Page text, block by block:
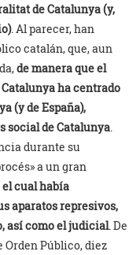
de Catalunya (y,
. Al parecer, han
catalán, que, aun
de manera que el
ha centrado
(y de España),
social de Catalunya.
durante su
a un gran
el cual había
aparatos represivos,
así como el judicial. De
Orden Público, diez